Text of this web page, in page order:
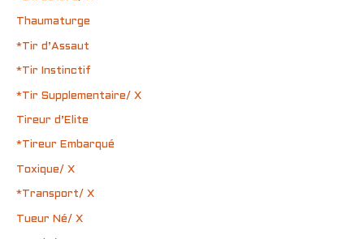
Thaumaturge
*Tir d’Assaut
*Tir Instinctif
*Tir Supplementaire/ X
Tireur d’Elite
*Tireur Embarqué
Toxique/ X
*Transport/ X
Tueur Né/ X